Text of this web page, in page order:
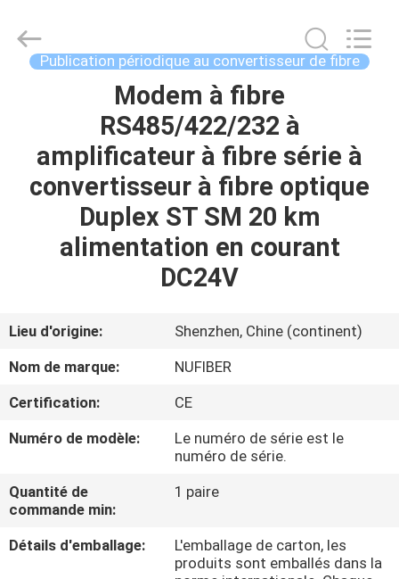
PRODUITS
SUJET
VISITE
CONTRÔLE
QUALITÉ
CONTACTEZ-
Technology
Co.,Ltd.
Publication périodique au convertisseur de fibre
Modem à fibre
RS485/422/232 à
amplificateur à fibre série à
convertisseur à fibre optique
Duplex ST SM 20 km
alimentation en courant
DC24V
Lieu d'origine:
Shenzhen, Chine (continent)
Nom de marque:
NUFIBER
Certification:
CE
Numéro de modèle:
Le numéro de série est le
numéro de série.
Quantité de
commande min:
1 paire
Détails d'emballage:
L'emballage de carton, les
produits sont emballés dans la